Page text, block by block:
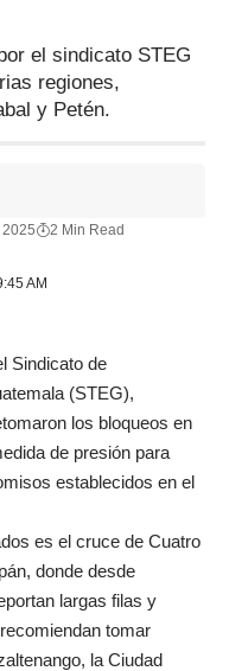
el sindicato STEG
regiones,
y Petén.
AM
2 Min Read
Sindicato de
(STEG),
los bloqueos en
de presión para
establecidos en el
es el cruce de Cuatro
donde desde
largas filas y
tomar
la Ciudad